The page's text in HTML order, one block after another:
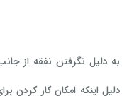
به دلیل نگرفتن نفقه از
امکان کار کردن